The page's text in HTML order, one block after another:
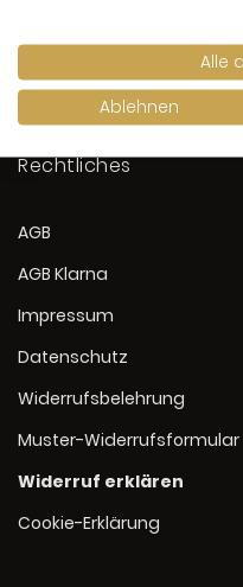
Rechtliches
AGB
AGB Klarna
Impressum
Datenschutz
Widerrufsbelehrung
Muster-Widerrufsformular
Widerruf erklären
Cookie-Erklärung
Alle
Ablehnen